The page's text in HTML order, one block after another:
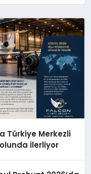
Türkiye Merkezli
İlerliyor